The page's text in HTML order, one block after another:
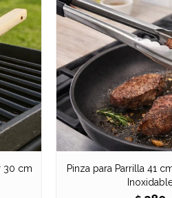
30 cm
Pinza para Parrilla 41